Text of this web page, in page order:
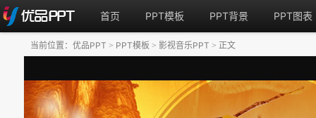
首页 PPT模板 PPT背景 PPT图表
当前位置： 优品PPT > PPT模板 > 影视音乐PPT > 正文